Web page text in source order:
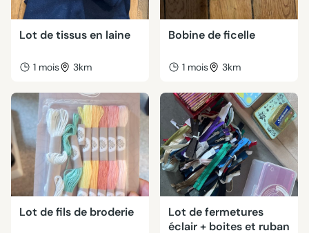
Lot de tissus en laine
1 mois 3km
Bobine de ficelle
1 mois 3km
Lot de fils de broderie
Lot de fermetures
éclair + boites et ruban